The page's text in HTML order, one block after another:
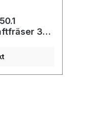
30°,